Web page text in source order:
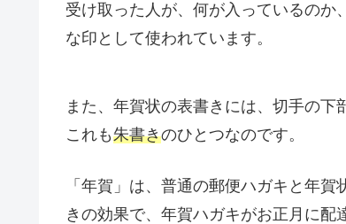
受け取った人が、何が入っているのか
な印として使われています。
また、年賀状の表書きには、切手の下
これも朱書きのひとつなのです。
「年賀」は、普通の郵便ハガキと年
きの効果で、年賀ハガキがお正月に配